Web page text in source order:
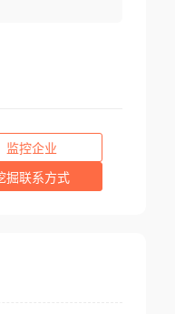
监控企业
掘联系方式